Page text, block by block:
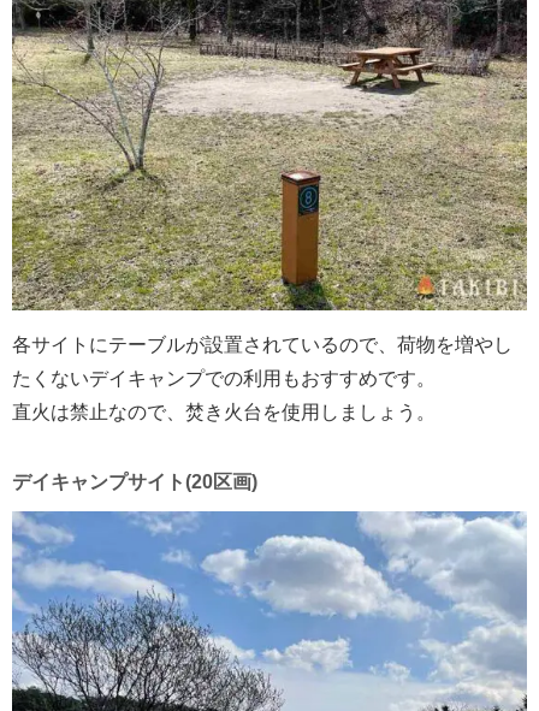
各サイトにテーブルが設置されているので、荷物を増やし
たくないデイキャンプでの利用もおすすめです。
直火は禁止なので、焚き火台を使用しましょう。
デイキャンプサイト(20区画)